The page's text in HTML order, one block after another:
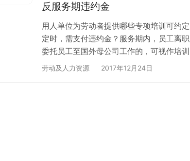
反服务期违约金
用人单位为劳动者提供哪些专项培训可约
定时，需支付违约金？服务期内，员工离
委托员工至国外母公司工作的，可视作培
开除服务期内员工的，能否要求被开除员
劳动及人力资源 2017年12月24日